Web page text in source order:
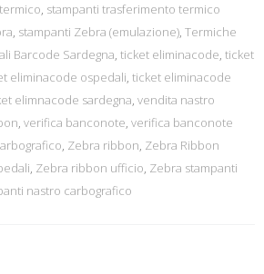
, stampanti trasferimento termico
, stampanti Zebra (emulazione), Termiche
Barcode Sardegna, ticket eliminacode, ticket
eliminacode ospedali, ticket eliminacode
elimnacode sardegna, vendita nastro
, verifica banconote, verifica banconote
, Zebra ribbon, Zebra Ribbon
, Zebra ribbon ufficio, Zebra stampanti
nastro carbografico